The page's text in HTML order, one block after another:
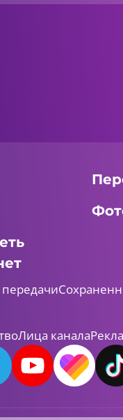
Лица канала